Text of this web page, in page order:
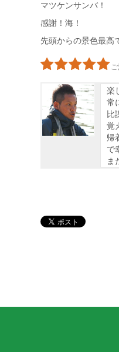
マツケンサンバ！
感謝！海！
先頭からの景色最高
楽
常
比
覚
帰
で
ま